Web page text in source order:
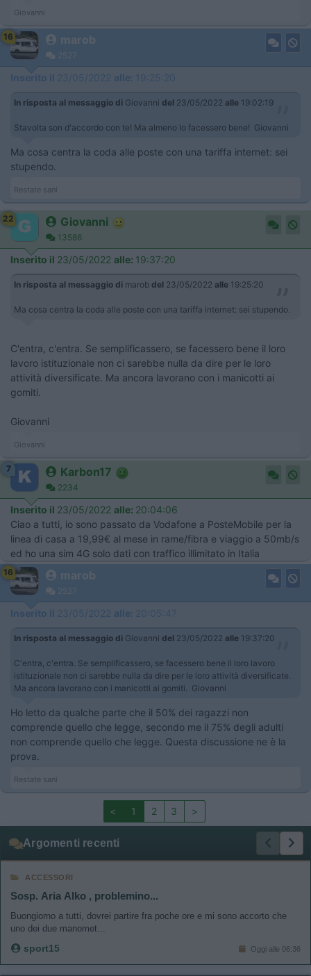
Giovanni
16 marob
2527
Inserito il 23/05/2022 alle: 19:25:20
In risposta al messaggio di Giovanni del 23/05/2022 alle 19:02:19
Stavolta son d'accordo con te! Ma almeno lo facessero bene! Giovanni
Ma cosa centra la coda alle poste con una tariffa internet: sei
stupendo.
Restate sani
22 Giovanni
13586
Inserito il 23/05/2022 alle: 19:37:20
In risposta al messaggio di marob del 23/05/2022 alle 19:25:20
Ma cosa centra la coda alle poste con una tariffa internet: sei stupendo.
C'entra, c'entra. Se semplificassero, se facessero bene il loro
lavoro istituzionale non ci sarebbe nulla da dire per le loro
attività diversificate. Ma ancora lavorano con i manicotti ai
gomiti.
Giovanni
Giovanni
7 Karbon17
2234
Inserito il 23/05/2022 alle: 20:04:06
Ciao a tutti, io sono passato da Vodafone a PosteMobile per la
linea di casa a 19,99€ al mese in rame/fibra e viaggio a 50mb/s
ed ho una sim 4G solo dati con traffico illimitato in Italia
16 marob
2527
Inserito il 23/05/2022 alle: 20:05:47
In risposta al messaggio di Giovanni del 23/05/2022 alle 19:37:20
C'entra, c'entra. Se semplificassero, se facessero bene il loro lavoro
istituzionale non ci sarebbe nulla da dire per le loro attività diversificate.
Ma ancora lavorano con i manicotti ai gomiti. Giovanni
Ho letto da qualche parte che il 50% dei ragazzi non
comprende quello che legge, secondo me il 75% degli adulti
non comprende quello che legge. Questa discussione ne è la
prova.
Restate sani
< 1 2 3 >
Argomenti recenti
ACCESSORI
Sosp. Aria Alko , problemino...
Buongiorno a tutti, dovrei partire fra poche ore e mi sono accorto che
uno dei due manomet...
sport15 Oggi alle 06:36